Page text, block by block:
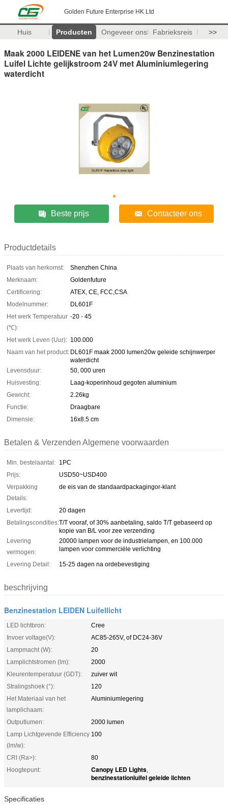
Golden Future Enterprise HK Ltd
Huis Producten Ongeveer ons Fabrieksreis >>
Maak 2000 LEIDENE van het Lumen20w Benzinestation
Luifel Lichte gelijkstroom 24V met Aluminiumlegering
waterdicht
Beste prijs Contacteer ons
Productdetails
Plaats van herkomst:
Shenzhen China
Merknaam:
Goldenfuture
Certificering:
ATEX, CE, FCC,CSA
Modelnummer:
DL601F
Het werk Temperatuur
(℃):
-20 - 45
Het werk Leven (Uur): 100.000
Naam van het product: DL601F maak 2000 lumen20w geleide schijnwerper
waterdicht
Levensduur:
50, 000 uren
Huisvesting:
Laag-koperinhoud gegoten aluminium
Gewicht:
2.26kg
Functie:
Draagbare
Dimensie:
16x8.5 cm
Betalen & Verzenden Algemene voorwaarden
Min. bestelaantal: 1PC
Prijs:
USD50~USD400
Verpakking
Details:
de eis van de standaardpackagingor-klant
Levertijd:
20 dagen
Betalingscondities:T/T vooraf, of 30% aanbetaling, saldo T/T gebaseerd op
kopie van B/L voor zee verzending
Levering
vermogen:
20000 lampen voor de industrielampen, en 100.000
lampen voor commerciële verlichting
Levering Detail: 15-25 dagen na ordebevestiging
beschrijving
Benzinestation LEIDEN Luifellicht
LED lichtbron:
Cree
Invoer voltage(V):
AC85-265V, of DC24-36V
Lampmacht (W):
20
Lamplichtstromen (lm):
2000
Kleurentemperatuur (GDT):
zuiver wit
Stralingshoek (°):
120
Het Materiaal van het
lamplichaam:
Aluminiumlegering
Outputlumen:
2000 lumen
Lamp Lichtgevende Efficiency
(lm/w):
100
CRI (Ra>):
80
Hoogtepunt:
Canopy LED Lights,
benzinestationluifel geleide lichten
Specificaties